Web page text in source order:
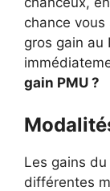
chance
gros gain au
gain PMU ?
Les gains
différentes